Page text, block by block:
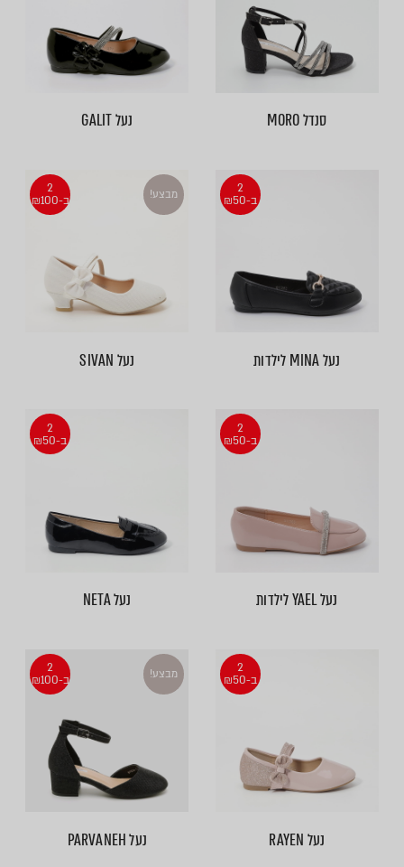
סנדל MORO נעל GALIT
2
ב-₪50
נעל MINA לילדות
2
ב-₪100
מבצע!
נעל SIVAN
2
ב-₪50
נעל YAEL לילדות
2
ב-₪50
נעל NETA
2
ב-₪50
נעל RAYEN
2
ב-₪100
מבצע!
נעל PARVANEH